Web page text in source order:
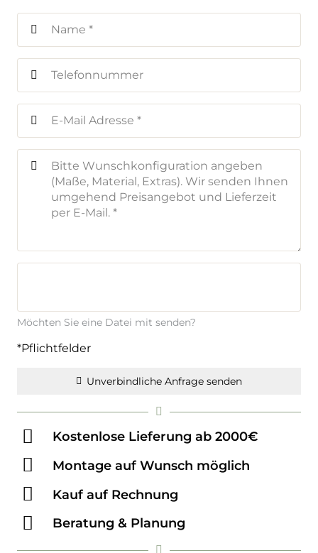
Möchten Sie eine Datei mit senden?
*Pflichtfelder
Unverbindliche Anfrage senden
Kostenlose Lieferung ab 2000€
Montage auf Wunsch möglich
Kauf auf Rechnung
Beratung & Planung